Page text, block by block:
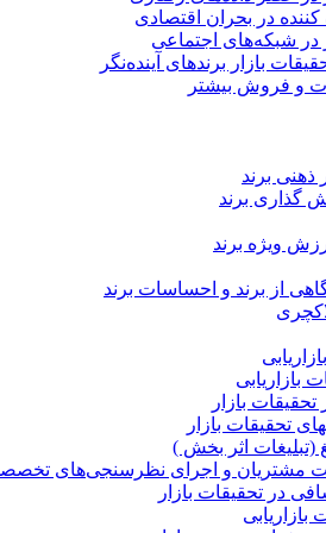
در بحران اقتصادی
در شبکه‌های اجتماعی
بازار برندهای آینده‌نگر
و فروش بیشتر
برند
گذاری برند
ویژه برند
از برند و احساسات برند
بازاریابی
تحقیقات بازار
تحقیقات بازار
(تبلیغات اثر بخش )
مشتریان و اجرای نظرسنجی‌های
در تحقیقات بازار
بازاریابی